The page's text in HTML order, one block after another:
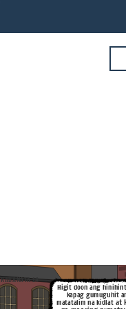
KABANATA 14
KABANATA 14
Higit doon ang
kapag gumuguhit
matatalim na kidlatat
KABANATA 14